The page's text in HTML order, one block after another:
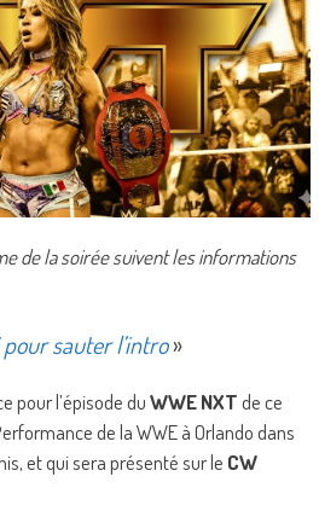
de la soirée suivent les informations
sauter l’intro»
pour l’épisode duWWE NXTde ce
de la WWE à Orlando dans
et qui sera présenté sur le CW